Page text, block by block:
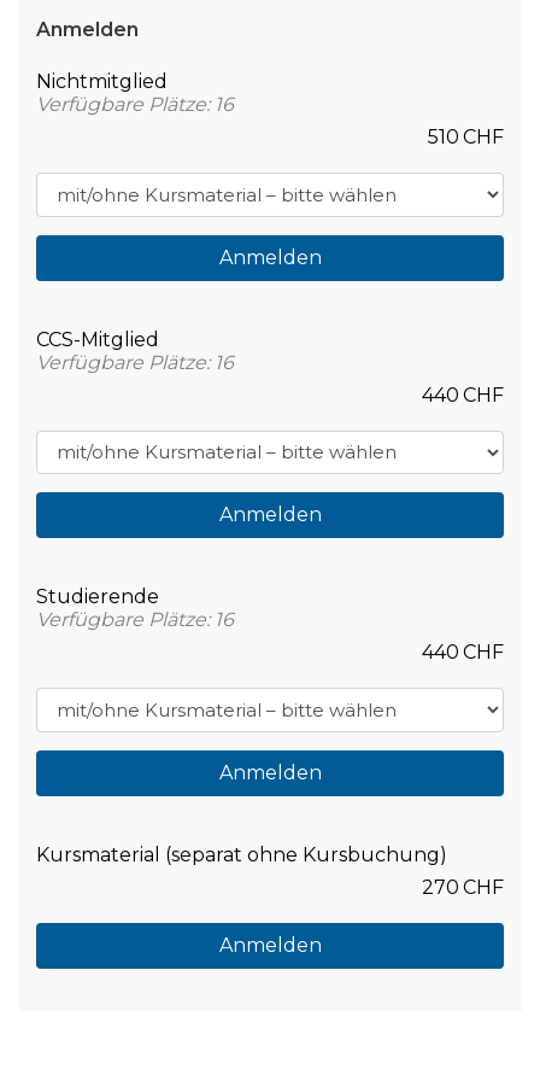
Anmelden
Nichtmitglied
Verfügbare Plätze: 16
510 CHF
Anmelden
CCS-Mitglied
Verfügbare Plätze: 16
440 CHF
Anmelden
Studierende
Verfügbare Plätze: 16
440 CHF
Anmelden
Kursmaterial (separat ohne Kursbuchung)
270 CHF
Anmelden